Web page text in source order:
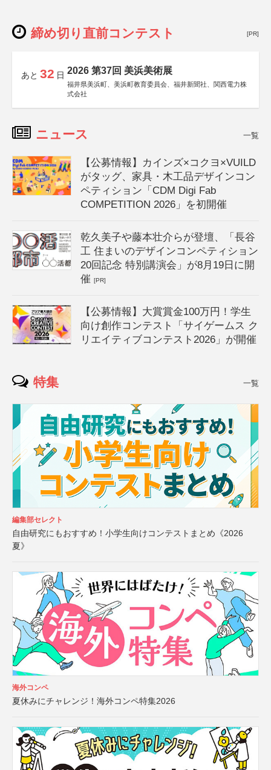
締め切り直前コンテスト [PR]
あと 32 日 2026 第37回 美浜美術展
福井県美浜町、美浜町教育委員会、福井新聞社、関西電力株
式会社
ニュース 一覧
【公募情報】カインズ×コクヨ×VUILD
がタッグ、家具・木工品デザインコン
ペティション「CDM Digi Fab
COMPETITION 2026」を初開催
乾久美子や藤本壮介らが登壇、「長谷
工 住まいのデザインコンペティション
20回記念 特別講演会」が8月19日に開
催[PR]
【公募情報】大賞賞金100万円！学生
向け創作コンテスト「サイゲームス ク
リエイティブコンテスト2026」が開催
特集 一覧
編集部セレクト
自由研究にもおすすめ！小学生向けコンテストまとめ《2026
夏》
海外コンペ
夏休みにチャレンジ！海外コンペ特集2026